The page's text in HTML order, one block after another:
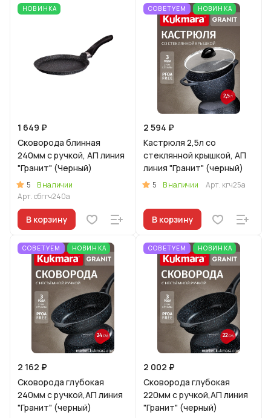
НОВИНКА
1 649 ₽
Сковорода блинная
240мм с ручкой, АП линия
"Гранит" (Черный)
5
В наличии
Арт.сбггч240а
В корзину
СОВЕТУЕМ НОВИНКА
2 594 ₽
Кастрюля 2,5л со
стеклянной крышкой, АП
линия "Гранит" (черный)
5 В наличии Арт. кгч25а
В корзину
СОВЕТУЕМ НОВИНКА
2 162 ₽
Сковорода глубокая
240мм с ручкой,АП линия
"Гранит" (черный)
СОВЕТУЕМ НОВИНКА
2 002 ₽
Сковорода глубокая
220мм с ручкой,АП линия
"Гранит" (черный)